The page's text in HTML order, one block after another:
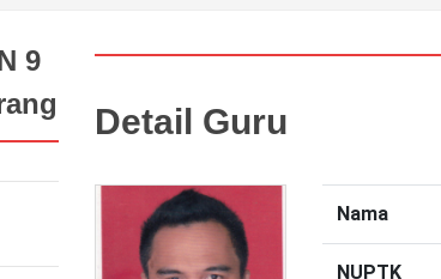
9
Detail Guru
Nama
NUPTK